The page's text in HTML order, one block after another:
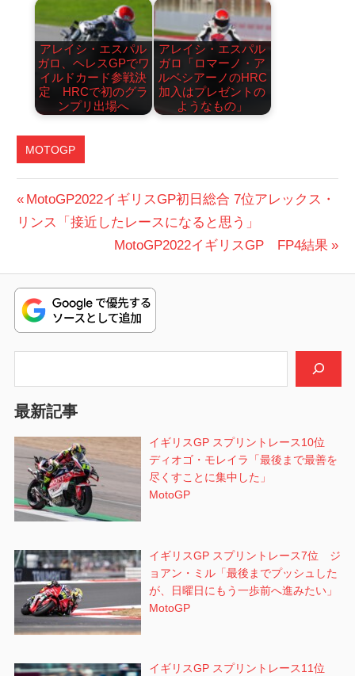
アレイシ・エスパル
ガロ、ヘレスGPでワ
イルドカード参戦決
定 HRCで初のグラ
ンプリ出場へ
アレイシ・エスパル
ガロ「ロマーノ・ア
ルベシアーノのHRC
加入はプレゼントの
ようなもの」
MOTOGP
投
稿
ビ
ゲ
ー
シ
ョ
ン
前
の
MotoGP2022イギリスGP初日総合 7位アレックス・
リンス「接近したレースになると思う」
次
投
稿:
MotoGP2022イギリスGP FP4結果
最新記事
イギリスGP スプリントレース10位
ディオゴ・モレイラ「最後まで最善を
尽くすことに集中した」
MotoGP
イギリスGP スプリントレース7位 ジ
ョアン・ミル「最後までプッシュした
が、日曜日にもう一歩前へ進みたい」
MotoGP
イギリスGP スプリントレース11位